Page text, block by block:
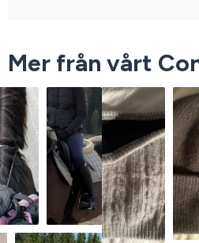
Mer från vårt